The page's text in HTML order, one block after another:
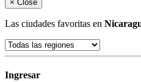
× Close
Las ciudades favoritas en
Ingresar